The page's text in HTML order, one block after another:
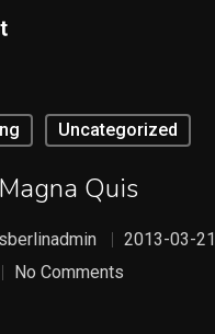
Uncategorized
Magna Quis
2013-03-21
No Comments